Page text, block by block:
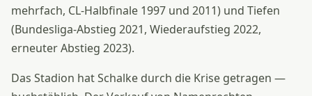
mehrfach, CL-Halbfinale 1997 und 2011) und Tiefen
(Bundesliga-Abstieg 2021, Wiederaufstieg 2022,
erneuter Abstieg 2023).
Das Stadion hat Schalke durch die Krise getragen —